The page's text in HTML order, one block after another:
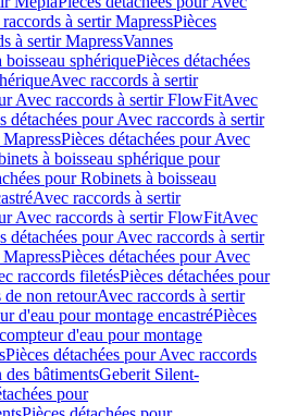
à sertir MapressPièces
à sertir MapressVannes
boisseau sphériquePièces détachées
Avec raccords à sertir
Avec raccords à sertir FlowFitAvec
détachées pour Avec raccords à sertir
Pièces détachées pour Avec
à boisseau sphérique pour
pour Robinets à boisseau
Avec raccords à sertir
Avec raccords à sertir FlowFitAvec
détachées pour Avec raccords à sertir
Pièces détachées pour Avec
raccords filetésPièces détachées pour
de non retourAvec raccords à sertir
d'eau pour montage encastréPièces
d'eau pour montage
Pièces détachées pour Avec raccords
des bâtimentsGeberit Silent-
pour